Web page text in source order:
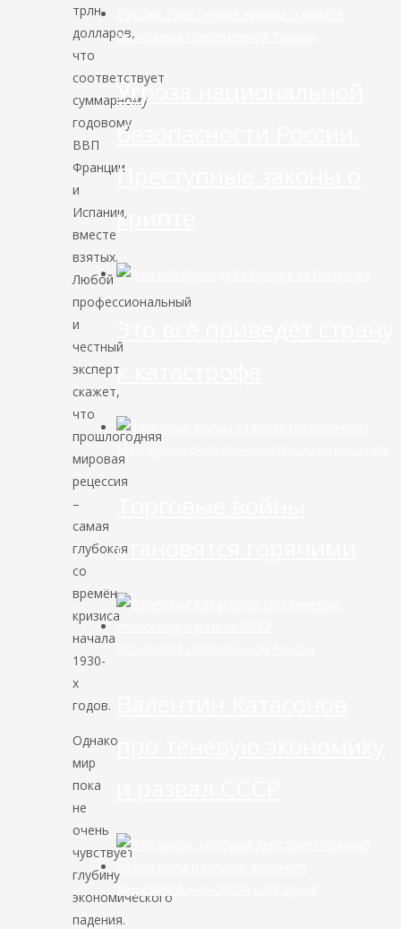
трлн.
долларов,
что
соответствует
суммарному
годовому
ВВП
Франции
и
Испании,
вместе
взятых.
Любой
профессиональный
и
честный
эксперт
скажет,
что
прошлогодняя
мировая
рецессия
–
самая
глубокая
со
времён
кризиса
начала
1930-
х
годов.
Однако
мир
пока
не
очень
чувствует
глубину
экономического
падения.
Экономика современной России
Угроза национальной
безопасности России.
Преступные законы о
крипте
к катастрофе
становятся горячими
про теневую экономику